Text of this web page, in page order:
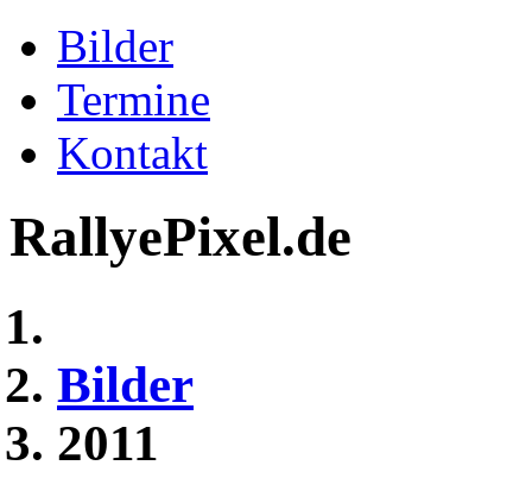
Bilder
Termine
Kontakt
RallyePixel.de
Bilder
2011